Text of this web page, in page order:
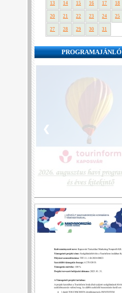
13 14 15 16 17 18
20 21 22 23 24 25
27 28 29 30 31
PROGRAMAJÁNLÓ
❮